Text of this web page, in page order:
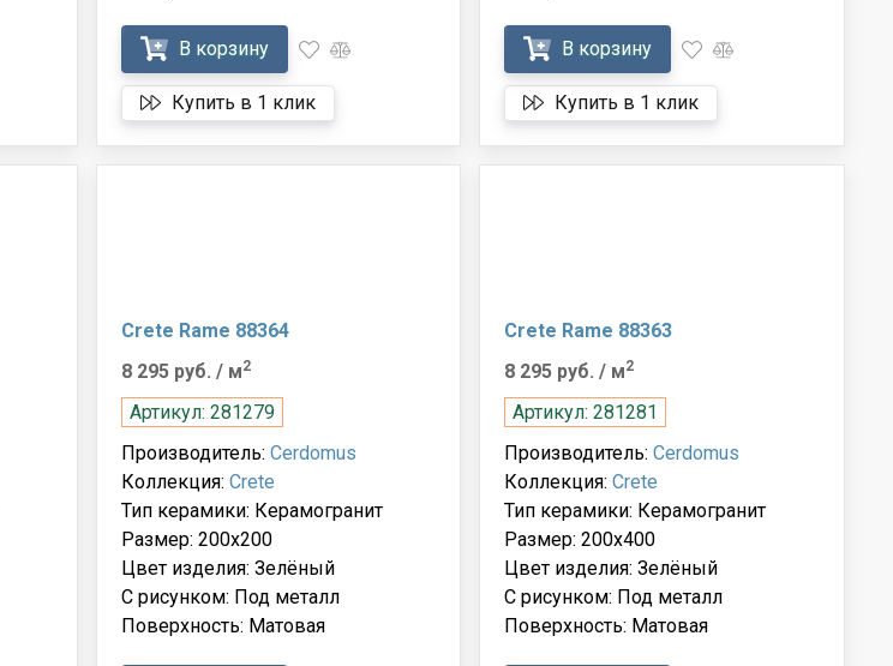
В корзину
Купить в 1 клик
В корзину
Купить в 1 клик
Crete Rame 88364
8 295 руб. / м2
Артикул: 281279
Производитель: Cerdomus
Коллекция: Crete
Тип керамики: Керамогранит
Размер: 200x200
Цвет изделия: Зелёный
С рисунком: Под металл
Поверхность: Матовая
Crete Rame 88363
8 295 руб./ м2
Артикул: 281281
Производитель:Cerdomus
Коллекция:Crete
Тип керамики: Керамогранит
Размер: 200x400
Цвет изделия: Зелёный
С рисунком: Под металл
Поверхность: Матовая